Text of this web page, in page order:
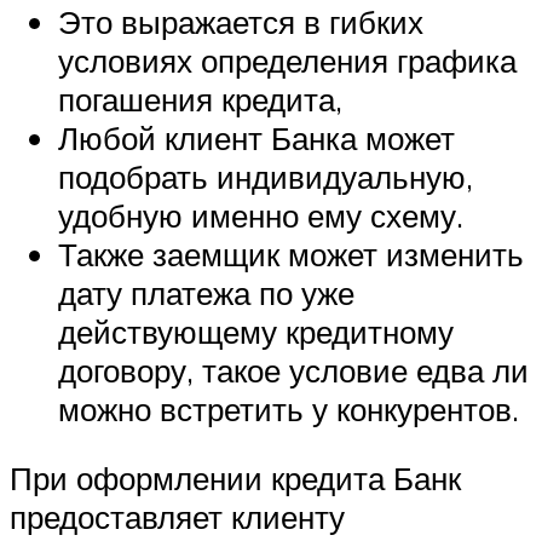
Это выражается в гибких
условиях определения графика
погашения кредита,
Любой клиент Банка может
подобрать индивидуальную,
удобную именно ему схему.
Также заемщик может изменить
дату платежа по уже
действующему кредитному
договору, такое условие едва ли
можно встретить у конкурентов.
При оформлении кредита Банк
предоставляет клиенту